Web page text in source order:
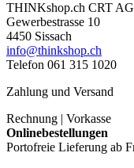
THINKshop.ch CRT AG
Gewerbestrasse 10
4450 Sissach
info@thinkshop.ch
Telefon 061 315 1020
Zahlung und Versand
Rechnung | Vorkasse
Onlinebestellungen
Portofreie Lieferung ab